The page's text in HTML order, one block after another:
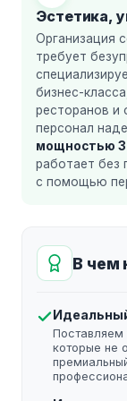
Эстетика,
Организация
требует
бизнес-
ресторанов и
персонал
мощностью 3
работает без
с помощью
В чем
Поставляем
которые не